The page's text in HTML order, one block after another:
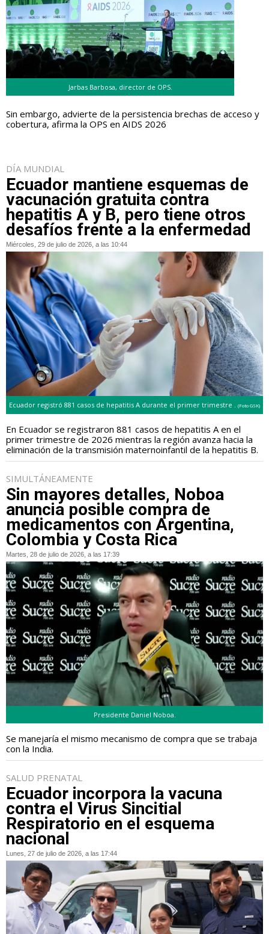
Jarbas Barbosa, director de OPS.
Sin embargo, advierte de la persistencia brechas de acceso y
cobertura, afirma la OPS en AIDS 2026
DÍA MUNDIAL
Ecuador mantiene esquemas de
vacunación gratuita contra
hepatitis A y B, pero tiene otros
desafíos frente a la enfermedad
Miércoles, 29 de julio de 2026, a las 10:44
Ecuador registró 881 casos de hepatitis A durante el primer trimestre . (Foto GSK)
En Ecuador se registraron 881 casos de hepatitis A en el
primer trimestre de 2026 mientras la región avanza hacia la
eliminación de la transmisión maternoinfantil de la hepatitis B.
SIMULTÁNEAMENTE
Sin mayores detalles, Noboa
anuncia posible compra de
medicamentos con Argentina,
Colombia y Costa Rica
Martes, 28 de julio de 2026, a las 17:39
Presidente Daniel Noboa.
Se manejaría el mismo mecanismo de compra que se trabaja
con la India.
SALUD PRENATAL
Ecuador incorpora la vacuna
contra el Virus Sincitial
Respiratorio en el esquema
nacional
Lunes, 27 de julio de 2026, a las 17:44